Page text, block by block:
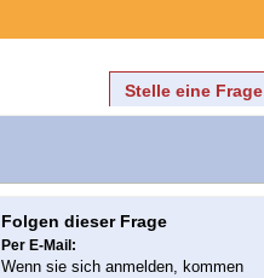
Stelle eine Frage
Folgen dieser Frage
Per E-Mail:
Wenn sie sich anmelden, kommen